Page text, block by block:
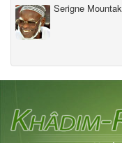
Serigne